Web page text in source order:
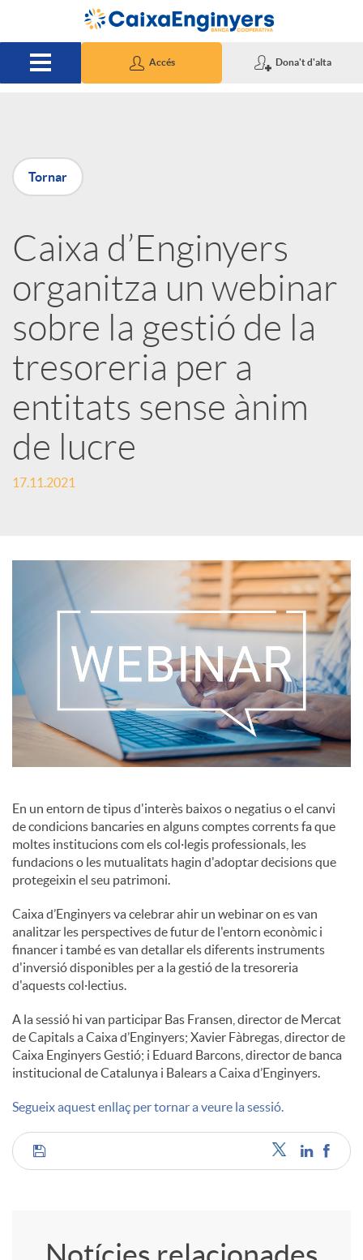
Salta al contingut principal
Accés Dona't d'alta
P
u
b
l
i
c
a
o
d
e
c
o
n
t
i
n
g
u
s
Tornar
Caixa d’Enginyers
organitza un webinar
sobre la gestió de la
tresoreria per a
entitats sense ànim
de lucre
17.11.2021
En un entorn de tipus d'interès baixos o negatius o el canvi
de condicions bancaries en alguns comptes corrents fa que
moltes institucions com els col·legis professionals, les
fundacions o les mutualitats hagin d'adoptar decisions que
protegeixin el seu patrimoni.
Caixa d’Enginyers va celebrar ahir un webinar on es van
analitzar les perspectives de futur de l'entorn econòmic i
financer i també es van detallar els diferents instruments
d'inversió disponibles per a la gestió de la tresoreria
d'aquests col·lectius.
A la sessió hi van participar Bas Fransen, director de Mercat
de Capitals a Caixa d’Enginyers; Xavier Fàbregas, director de
Caixa Enginyers Gestió; i Eduard Barcons, director de banca
institucional de Catalunya i Balears a Caixa d’Enginyers.
Segueix aquest enllaç per tornar a veure la sessió.
C